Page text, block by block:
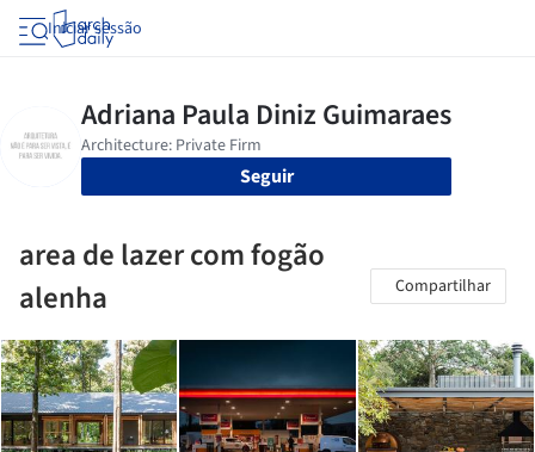
Iniciar sessão
Seguir
area de lazer com fogão
alenha
Compartilhar